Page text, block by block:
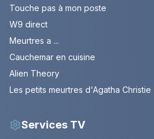
Touche pas à mon poste
W9 direct
Meurtres a ...
Cauchemar en cuisine
Alien Theory
Les petits meurtres d'Agatha Christie
Services TV